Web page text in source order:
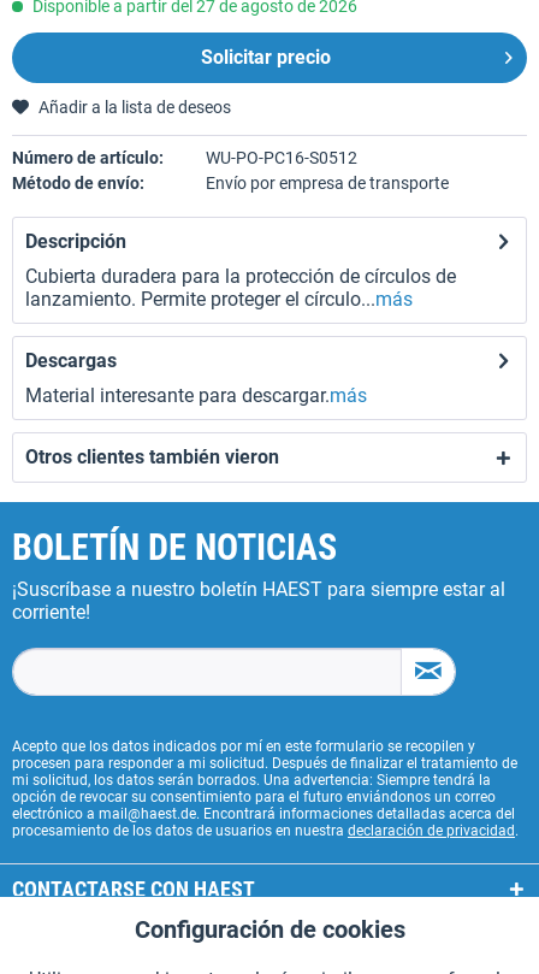
Disponible a partir del 27 de agosto de 2026
Solicitar precio
Añadir a la lista de deseos
Número de artículo:
WU-PO-PC16-S0512
Método de envío:
Envío por empresa de transporte
Descripción
Cubierta duradera para la protección de círculos de
lanzamiento. Permite proteger el círculo...más
Descargas
Material interesante para descargar.más
Otros clientes también vieron
BOLETÍN DE NOTICIAS
¡Suscríbase a nuestro boletín HAEST para siempre estar al
corriente!
Acepto que los datos indicados por mí en este formulario se recopilen y
procesen para responder a mi solicitud. Después de finalizar el tratamiento de
mi solicitud, los datos serán borrados. Una advertencia: Siempre tendrá la
opción de revocar su consentimiento para el futuro enviándonos un correo
electrónico a mail@haest.de. Encontrará informaciones detalladas acerca del
procesamiento de los datos de usuarios en nuestra declaración de privacidad .
CONTACTARSE CON HAEST
SERVICIOS HAEST
Funcionales Aktiv
Configuración de cookies